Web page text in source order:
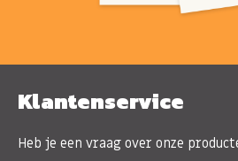
Klantenservice
Heb je een vraag over onze